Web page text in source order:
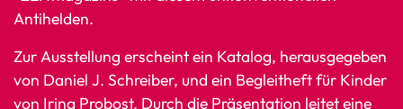
Antihelden.
Zur Ausstellung erscheint ein Katalog, herausgegeben
von Daniel J. Schreiber, und ein Begleitheft für Kinder
von Irina Probost. Durch die Präsentation leitet eine